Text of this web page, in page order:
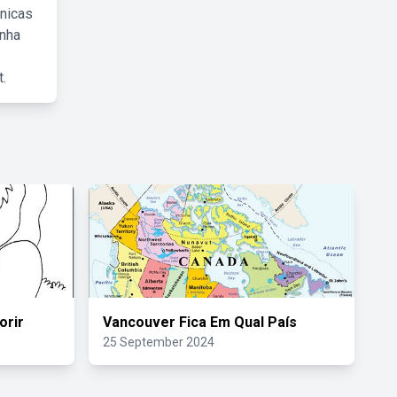
Vancouver Fica Em Qual País
25 September 2024